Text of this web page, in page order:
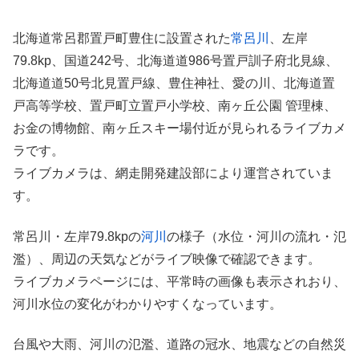
北海道常呂郡置戸町豊住に設置された常呂川
、左岸
79.8kp、国道242号、北海道道986号置戸訓子府北見線、
北海道道50号北見置戸線、豊住神社、愛の川、北海道置
戸高等学校、置戸町立置戸小学校、南ヶ丘公園 管理棟、
お金の博物館、南ヶ丘スキー場付近が見られるライブカメ
ラです。
ライブカメラは、網走開発建設部により運営されていま
す。
常呂川・左岸79.8kpの河川 の様子（水位・河川の流れ・氾
濫）、周辺の天気などがライブ映像で確認できます。
ライブカメラページには、平常時の画像も表示されおり、
河川水位の変化がわかりやすくなっています。
台風や大雨、河川の氾濫、道路の冠水、地震などの自然災